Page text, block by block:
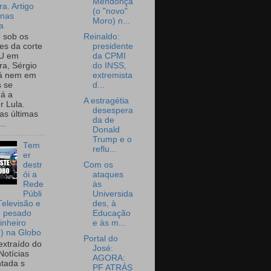
Artigo
sob os
da corte
em
Sérgio
nem em
se
a
Lula.
últimas
Tem
er
destr
ói a
Rede
Públi
e
pesado
na Globo
do
s
(o "novo"
Moro) n...
Reinaldo:
presidente
da CPMI
do INSS,
extremista
d...
A estragétia
desespera
da de
Donald
Trump e o
reflu...
Com os
ataques
às
Universida
des, à
Educação
e às m...
Portal do
José:
AGORA:
PF ATRÁS